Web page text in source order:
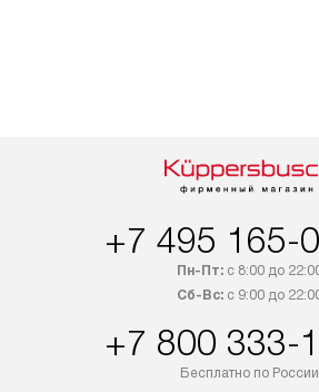
+7 495 165-
Пн-Пт:с 8:00 до
Сб-Вс:с 9:00 до
+7 800 333-
Бесплатно по России